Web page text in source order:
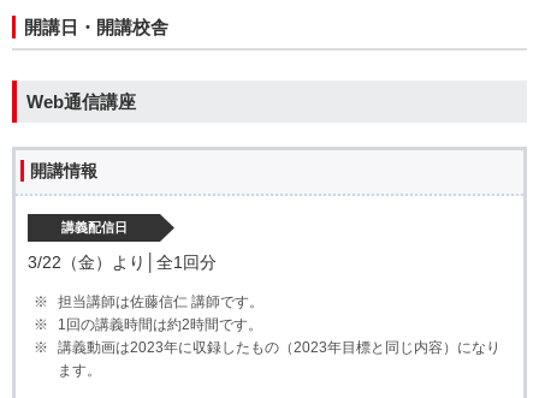
開講日・開講校舎
Web通信講座
開講情報
講義配信日
3/22（金）より│全1回分
担当講師は佐藤信仁 講師です。
1回の講義時間は約2時間です。
講義動画は2023年に収録したもの（2023年目標と同じ内容）になり
ます。